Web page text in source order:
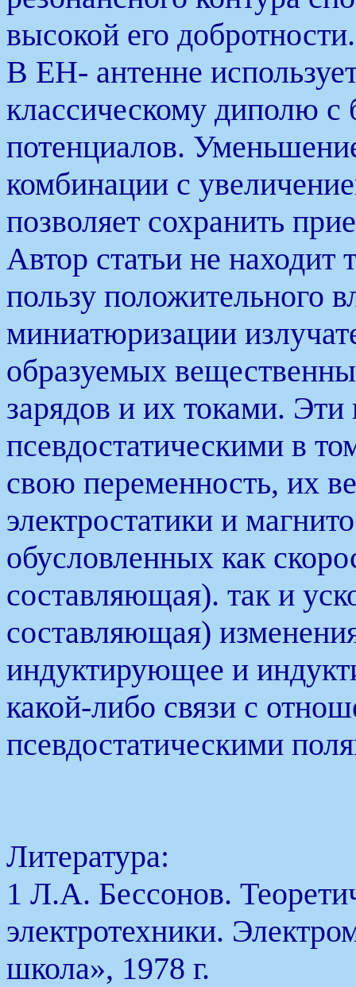
высокой его добротности.
В ЕН- антенне
классическому диполю
потенциалов.
комбинации с
позволяет сохранить
Автор статьи не находит
пользу положительного
миниатюризации
образуемых
зарядов и их токами.
псевдостатическими в
свою переменность, их
электростатики и
обусловленных как
составляющая). так и
составляющая)
индуктирующее и
какой-либо связи с
псевдостатическими
Литература:
1 Л.А. Бессонов.
электротехники.
школа», 1978 г.